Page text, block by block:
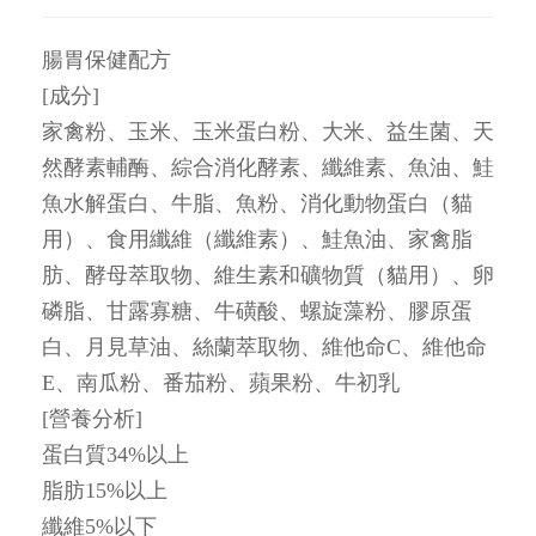
腸胃保健配方
[成分]
家禽粉、玉米、玉米蛋白粉、大米、益生菌、天
然酵素輔酶、綜合消化酵素、纖維素、魚油、鮭
魚水解蛋白、牛脂、魚粉、消化動物蛋白（貓
用）、食用纖維（纖維素）、鮭魚油、家禽脂
肪、酵母萃取物、維生素和礦物質（貓用）、卵
磷脂、甘露寡糖、牛磺酸、螺旋藻粉、膠原蛋
白、月見草油、絲蘭萃取物、維他命C、維他命
E、南瓜粉、番茄粉、蘋果粉、牛初乳
[營養分析]
蛋白質34%以上
脂肪15%以上
纖維5%以下